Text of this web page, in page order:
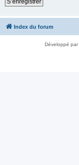
Index du forum
Développé par